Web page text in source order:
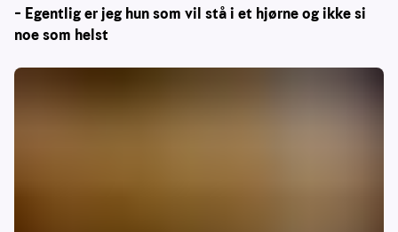
– Egentlig er jeg hun som vil stå i et hjørne og ikke si
noe som helst